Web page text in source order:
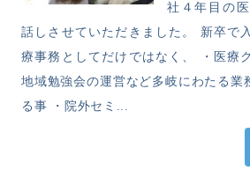
社４年目の
話しさせていただきました。 新卒で
療事務としてだけではなく、 ・医療
地域勉強会の運営など多岐にわたる業
る事 ・院外セミ...